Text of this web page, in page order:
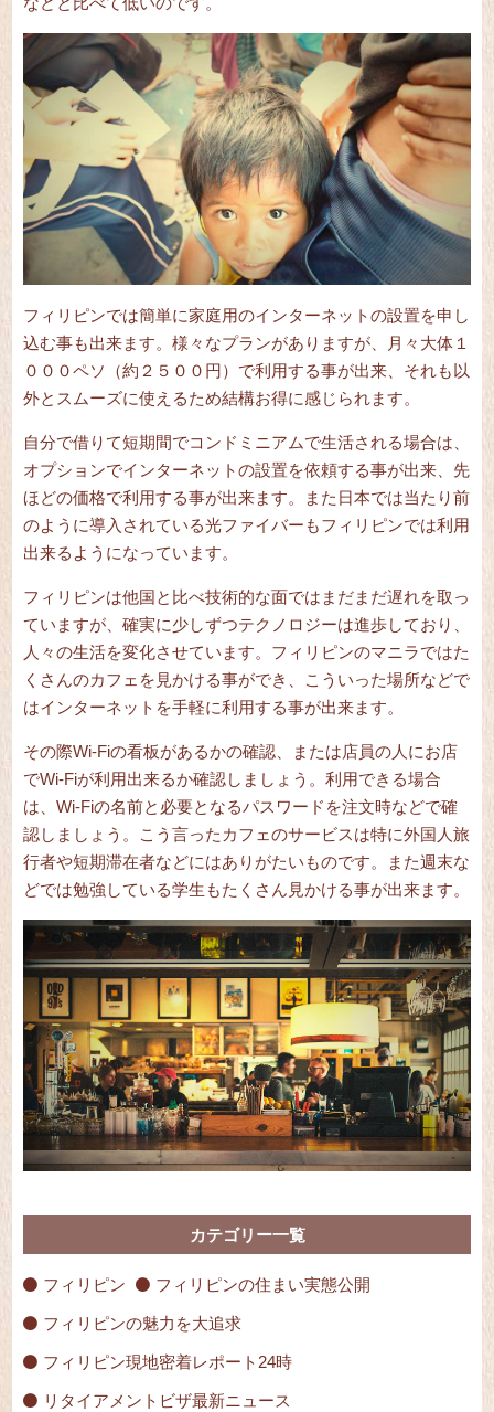
フィリピンでは簡単に家庭用のインターネットの設置を申し
込む事も出来ます。様々なプランがありますが、月々大体１
０００ペソ（約２５００円）で利用する事が出来、それも以
外とスムーズに使えるため結構お得に感じられます。
自分で借りて短期間でコンドミニアムで生活される場合は、
オプションでインターネットの設置を依頼する事が出来、先
ほどの価格で利用する事が出来ます。また日本では当たり前
のように導入されている光ファイバーもフィリピンでは利用
出来るようになっています。
フィリピンは他国と比べ技術的な面ではまだまだ遅れを取っ
ていますが、確実に少しずつテクノロジーは進歩しており、
人々の生活を変化させています。フィリピンのマニラではた
くさんのカフェを見かける事ができ、こういった場所などで
はインターネットを手軽に利用する事が出来ます。
その際Wi-Fiの看板があるかの確認、または店員の人にお店
でWi-Fiが利用出来るか確認しましょう。利用できる場合
は、Wi-Fiの名前と必要となるパスワードを注文時などで確
認しましょう。こう言ったカフェのサービスは特に外国人旅
行者や短期滞在者などにはありがたいものです。また週末な
どでは勉強している学生もたくさん見かける事が出来ます。
カテゴリー一覧
フィリピン フィリピンの住まい実態公開
フィリピンの魅力を大追求
フィリピン現地密着レポート24時
リタイアメントビザ最新ニュース